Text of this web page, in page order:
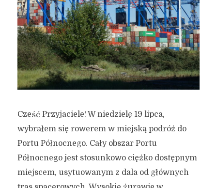
Cześć Przyjaciele! W niedzielę 19 lipca,
wybrałem się rowerem w miejską podróż do
Portu Północnego. Cały obszar Portu
Północnego jest stosunkowo ciężko dostępnym
miejscem, usytuowanym z dala od głównych